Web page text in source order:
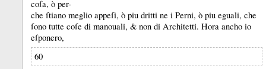
coſa, ò per-
che ſtiano meglio appeſi, ò piu dritti ne i Perni, ò piu eguali, che
ſono tutte coſe di manouali, & non di Architetti. Hora ancho io
eſponero,
60